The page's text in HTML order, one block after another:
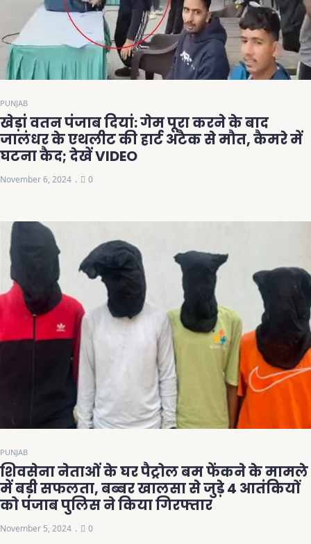
PUNJAB
खेड़ां वतन पंजाब दियां: गेम पूरा करने के बाद
जालंधर के एथलीट की हार्ट अटैक से मौत, कैमरे में
घटना कैद; देखें VIDEO
November 6, 2024 0
PUNJAB
शिवसेना नेताओं के घर पैट्रोल बम फेंकने के मामले
में बड़ी सफलता, बब्बर खालसा से जुड़े 4 आतंकियों
को पंजाब पुलिस ने किया गिरफ्तार
November 5, 2024 0